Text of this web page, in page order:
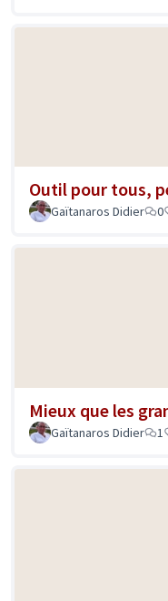
Outil pour tous,
Gaïtanaros Didier 0
Mieux que les
Gaïtanaros Didier 1